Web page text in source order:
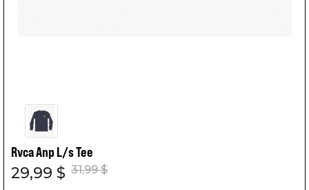
Rvca Anp L/s Tee
29,99 $ 31,99 $